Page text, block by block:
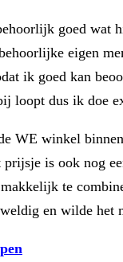
goed wat
eigen
ik goed kan
dus ik doe
WE winkel
prijsje is ook nog
te
en wilde het